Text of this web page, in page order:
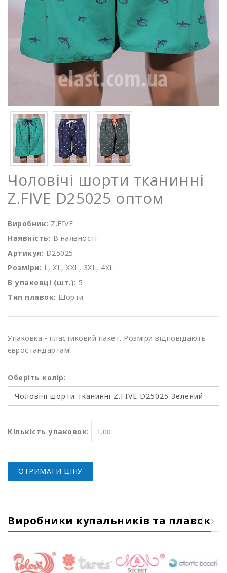
Чоловічі шорти тканинні
Z.FIVE D25025 оптом
Виробник: Z.FIVE
Наявність: В наявності
Артикул: D25025
Розміри: L, XL, XXL, 3XL, 4XL
В упаковці (шт.): 5
Тип плавок: Шорти
Упаковка - пластиковий пакет. Розміри відповідають
євростандартам!
Оберіть колір:
Кількість упаковок:
ОТРИМАТИ ЦІНУ
Виробники купальників та плавок